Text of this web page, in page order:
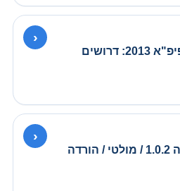
›
›
FIFA 13 הגרסה החדשה 1.0.2 / מולטי / הורדה